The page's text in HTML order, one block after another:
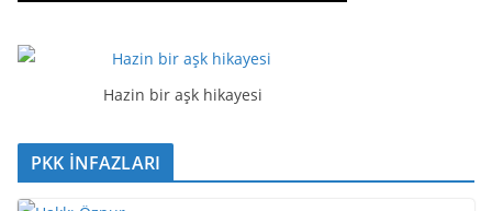
Hazin bir aşk hikayesi
PKK İNFAZLARI